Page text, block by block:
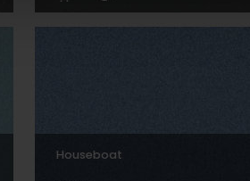
Houseboat